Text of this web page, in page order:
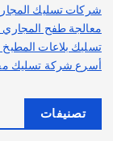
شركات تسليك المجاري
معالجة طفح المجاري في
تسليك بلاعات المطبخ
أسرع شركة تسليك مجاري
تصنيفات